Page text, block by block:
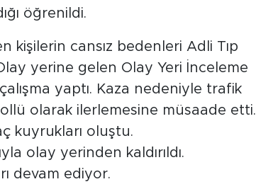
öğrenildi.
kişilerin cansız bedenleri Adli Tıp
yerine gelen Olay Yeri İnceleme
yaptı. Kaza nedeniyle trafik
olarak ilerlemesine müsaade etti.
kuyrukları oluştu.
olay yerinden kaldırıldı.
devam ediyor.